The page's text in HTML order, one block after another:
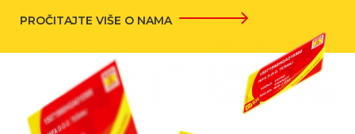
PROČITAJTE VIŠE O NAMA